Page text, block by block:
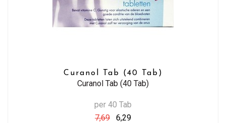
Curanol Tab (40 Tab)
Curanol Tab (40 Tab)
per 40 Tab
7,69
6,29